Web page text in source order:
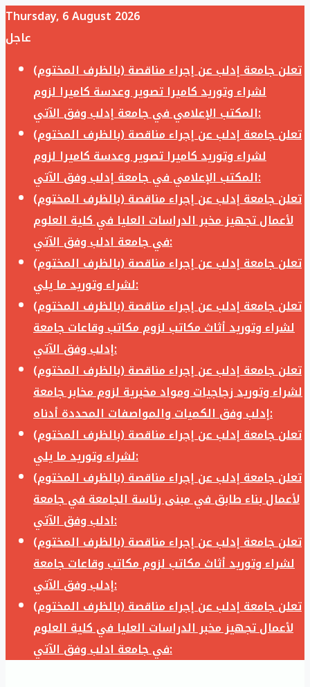
Thursday, 6 August 2026
عاجل
تعلن جامعة إدلب عن إجراء مناقصة (بالظرف المختوم)
لشراء وتوريد كاميرا تصوير وعدسة كاميرا لزوم
المكتب الإعلامي في جامعة إدلب وفق الآتي:
تعلن جامعة إدلب عن إجراء مناقصة (بالظرف المختوم)
لشراء وتوريد كاميرا تصوير وعدسة كاميرا لزوم
المكتب الإعلامي في جامعة إدلب وفق الآتي:
تعلن جامعة إدلب عن إجراء مناقصة (بالظرف المختوم)
لأعمال تجهيز مخبر الدراسات العليا في كلية العلوم
في جامعة ادلب وفق الآتي:
تعلن جامعة إدلب عن إجراء مناقصة (بالظرف المختوم)
لشراء وتوريد ما يلي:
تعلن جامعة إدلب عن إجراء مناقصة (بالظرف المختوم)
لشراء وتوريد أثاث مكاتب لزوم مكاتب وقاعات جامعة
إدلب وفق الآتي:
تعلن جامعة إدلب عن إجراء مناقصة (بالظرف المختوم)
لشراء وتوريد زجاجيات ومواد مخبرية لزوم مخابر جامعة
إدلب وفق الكميات والمواصفات المحددة أدناه:
تعلن جامعة إدلب عن إجراء مناقصة (بالظرف المختوم)
لشراء وتوريد ما يلي:
تعلن جامعة إدلب عن إجراء مناقصة (بالظرف المختوم)
لأعمال بناء طابق في مبنى رئاسة الجامعة في جامعة
ادلب وفق الآتي:
تعلن جامعة إدلب عن إجراء مناقصة (بالظرف المختوم)
لشراء وتوريد أثاث مكاتب لزوم مكاتب وقاعات جامعة
إدلب وفق الآتي:
تعلن جامعة إدلب عن إجراء مناقصة (بالظرف المختوم)
لأعمال تجهيز مخبر الدراسات العليا في كلية العلوم
في جامعة ادلب وفق الآتي: